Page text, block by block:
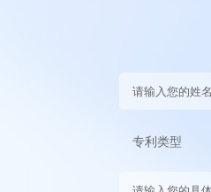
专利类型